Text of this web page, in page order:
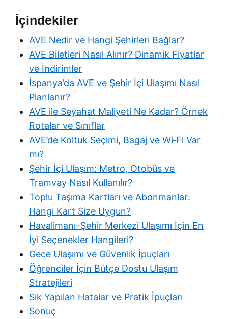
İçindekiler
AVE Nedir ve Hangi Şehirleri Bağlar?
AVE Biletleri Nasıl Alınır? Dinamik Fiyatlar
ve İndirimler
İspanya’da AVE ve Şehir İçi Ulaşımı Nasıl
Planlanır?
AVE ile Seyahat Maliyeti Ne Kadar? Örnek
Rotalar ve Sınıflar
AVE’de Koltuk Seçimi, Bagaj ve Wi‑Fi Var
mı?
Şehir İçi Ulaşım: Metro, Otobüs ve
Tramvay Nasıl Kullanılır?
Toplu Taşıma Kartları ve Abonmanlar:
Hangi Kart Size Uygun?
Havalimanı–Şehir Merkezi Ulaşımı İçin En
İyi Seçenekler Hangileri?
Gece Ulaşımı ve Güvenlik İpuçları
Öğrenciler İçin Bütçe Dostu Ulaşım
Stratejileri
Sık Yapılan Hatalar ve Pratik İpuçları
Sonuç